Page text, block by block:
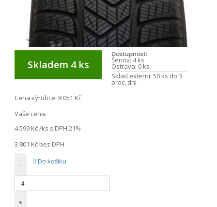
Skladem 4 ks
Dostupnost:
Šenov: 4 ks
Ostrava: 0 ks
Sklad externí: 50 ks do 3
prac. dní
Cena výrobce: 8 051 Kč
Vaše cena:
4 599 Kč/ks s DPH 21%
3 801 Kč bez DPH
-
+
Do košíku